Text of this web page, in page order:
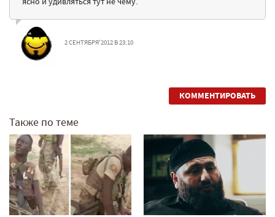
2 СЕНТЯБРЯ'2012 В 23:10
КОММЕНТИРОВАТЬ
Также по теме